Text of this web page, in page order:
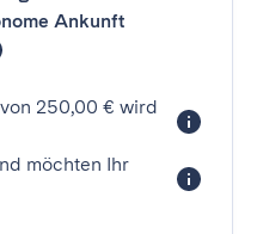
Ankunft
250,00 € wird
möchten Ihr